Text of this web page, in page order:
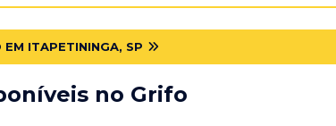
ITAPETININGA, SP
no Grifo